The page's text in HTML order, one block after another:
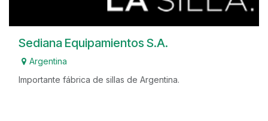
Sediana Equipamientos S.A.
Argentina
Importante fábrica de sillas de Argentina.